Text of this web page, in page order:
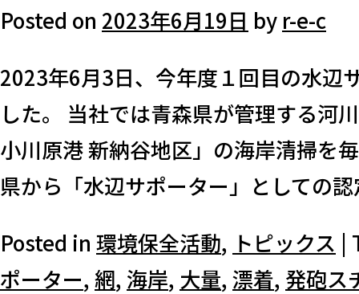
Posted on 2023年6月19日 by r-e-c
2023年6⽉3⽇、今年度１回目の水辺
した。 当社では青森県が管理する河
小川原港 新納谷地区」の海岸清掃を
県から「水辺サポーター」としての
Posted in 環境保全活動, トピックス |
ポーター, 網, 海岸, 大量, 漂着, 発砲ス